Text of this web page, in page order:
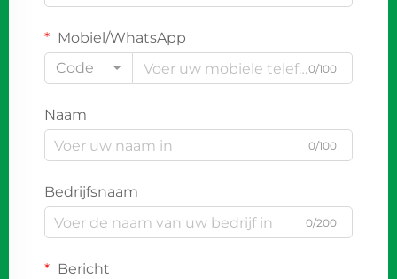
Mobiel/WhatsApp
Code
0/100
Naam
0/100
Bedrijfsnaam
0/200
Bericht